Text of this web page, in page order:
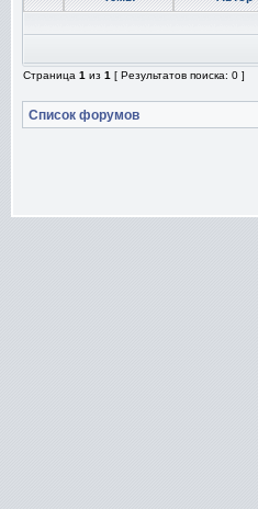
Страница 1 из 1 [ Результатов поиска: 0 ]
Список форумов